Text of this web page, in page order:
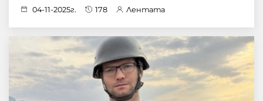
04-11-2025г. 178 Лентата